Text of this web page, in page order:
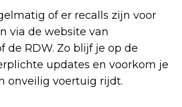
of er recalls zijn voor
via de website van
de RDW. Zo blijf je op de
updates en voorkom je
onveilig voertuig rijdt.